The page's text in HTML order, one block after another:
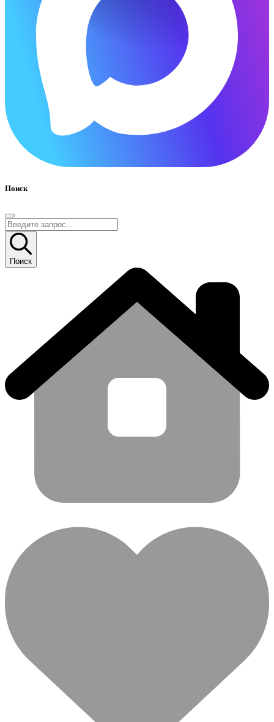
Поиск
Поиск